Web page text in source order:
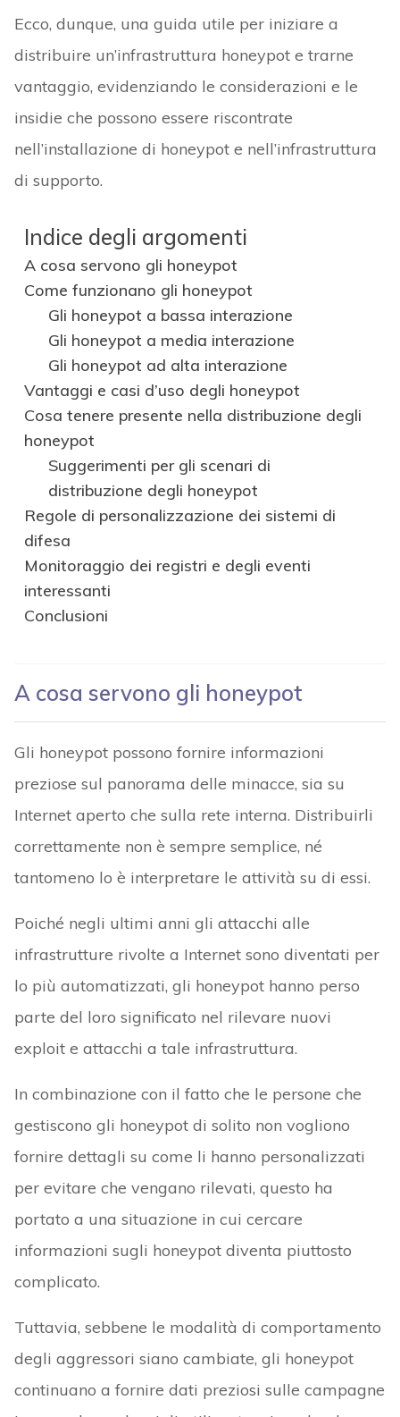
Ecco, dunque, una guida utile per iniziare a
distribuire un’infrastruttura honeypot e trarne
vantaggio, evidenziando le considerazioni e le
insidie che possono essere riscontrate
nell’installazione di honeypot e nell’infrastruttura
di supporto.
Indice degli argomenti
A cosa servono gli honeypot
Come funzionano gli honeypot
Gli honeypot a bassa interazione
Gli honeypot a media interazione
Gli honeypot ad alta interazione
Vantaggi e casi d’uso degli honeypot
Cosa tenere presente nella distribuzione degli
honeypot
Suggerimenti per gli scenari di
distribuzione degli honeypot
Regole di personalizzazione dei sistemi di
difesa
Monitoraggio dei registri e degli eventi
interessanti
Conclusioni
A cosa servono gli honeypot
Gli honeypot possono fornire informazioni
preziose sul panorama delle minacce, sia su
Internet aperto che sulla rete interna. Distribuirli
correttamente non è sempre semplice, né
tantomeno lo è interpretare le attività su di essi.
Poiché negli ultimi anni gli attacchi alle
infrastrutture rivolte a Internet sono diventati per
lo più automatizzati, gli honeypot hanno perso
parte del loro significato nel rilevare nuovi
exploit e attacchi a tale infrastruttura.
In combinazione con il fatto che le persone che
gestiscono gli honeypot di solito non vogliono
fornire dettagli su come li hanno personalizzati
per evitare che vengano rilevati, questo ha
portato a una situazione in cui cercare
informazioni sugli honeypot diventa piuttosto
complicato.
Tuttavia, sebbene le modalità di comportamento
degli aggressori siano cambiate, gli honeypot
continuano a fornire dati preziosi sulle campagne